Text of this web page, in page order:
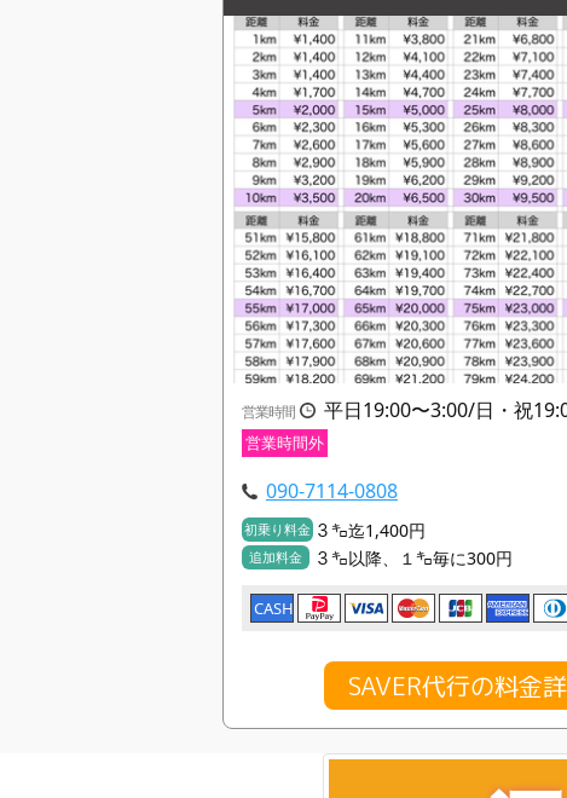
営業時間 平日19:00〜3:00/日・祝
営業時間外
090-7114-0808
初乗り料金 ３㌔迄1,400円
追加料金 ３㌔以降、１㌔毎に300円
CASH
SAVER代行の料金